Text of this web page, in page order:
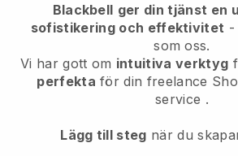
Blackbell ger din tjänst en
sofistikering och effektivitet -
som oss.
Vi har gott om intuitiva verktyg
perfekta för din freelance
service .
Lägg till steg när du